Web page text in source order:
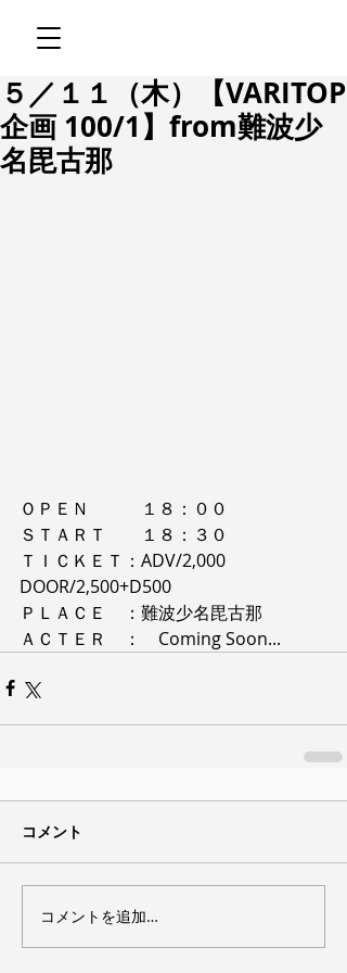
５／１１（木）【VARITOP
企画 100/1】from難波少
名毘古那
ＯＰＥＮ　　　１８：００
ＳＴＡＲＴ　　１８：３０
ＴＩＣＫＥＴ：ADV/2,000
DOOR/2,500+D500
ＰＬＡＣＥ　：難波少名毘古那
ＡＣＴＥＲ　：　Coming Soon...
コメント
コメントを追加…